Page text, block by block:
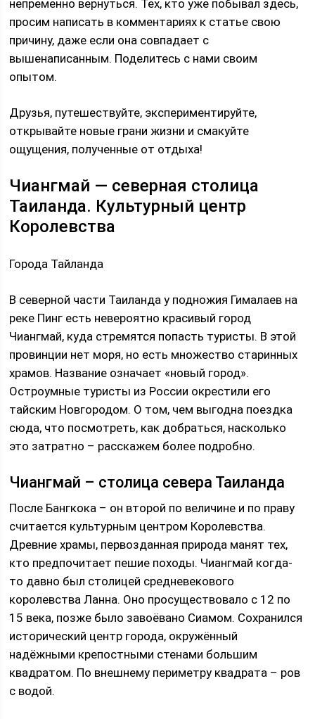
непременно вернуться. Тех, кто уже побывал здесь,
просим написать в комментариях к статье свою
причину, даже если она совпадает с
вышенаписанным. Поделитесь с нами своим
опытом.
Друзья, путешествуйте, экспериментируйте,
открывайте новые грани жизни и смакуйте
ощущения, полученные от отдыха!
Чиангмай — северная столица
Таиланда. Культурный центр
Королевства
Города Тайланда
В северной части Таиланда у подножия Гималаев на
реке Пинг есть невероятно красивый город
Чиангмай, куда стремятся попасть туристы. В этой
провинции нет моря, но есть множество старинных
храмов. Название означает «новый город».
Остроумные туристы из России окрестили его
тайским Новгородом. О том, чем выгодна поездка
сюда, что посмотреть, как добраться, насколько
это затратно – расскажем более подробно.
Чиангмай – столица севера Таиланда
После Бангкока – он второй по величине и по праву
считается культурным центром Королевства.
Древние храмы, первозданная природа манят тех,
кто предпочитает пешие походы. Чиангмай когда-
то давно был столицей средневекового
королевства Ланна. Оно просуществовало с 12 по
15 века, позже было завоёвано Сиамом. Сохранился
исторический центр города, окружённый
надёжными крепостными стенами большим
квадратом. По внешнему периметру квадрата – ров
с водой.